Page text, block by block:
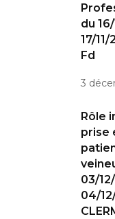
du
17/
Fd
3
Rôle
prise
03/
04/